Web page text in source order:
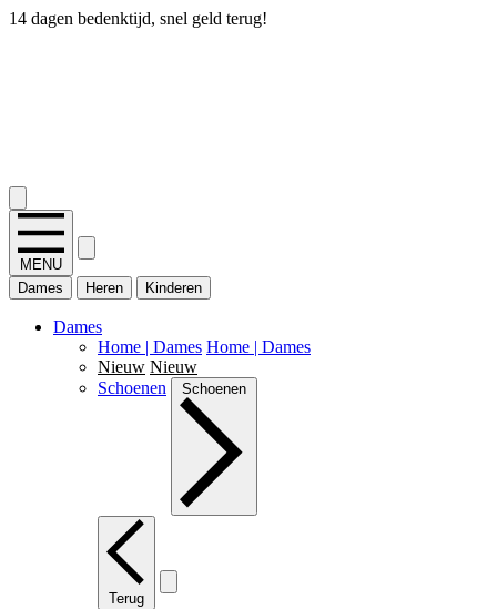
14 dagen bedenktijd, snel geld terug!
MENU
Dames
Heren Kinderen
Dames
Home | Dames Home | Dames
Nieuw Nieuw
Schoenen
Schoenen
Terug